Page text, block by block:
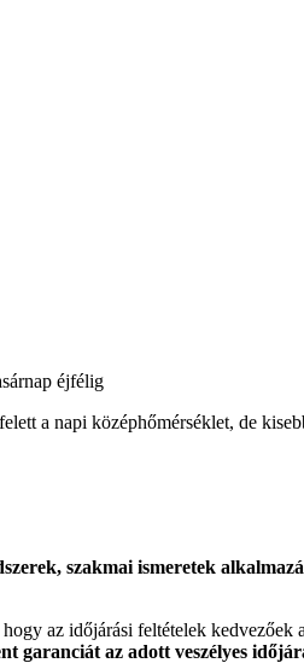
éjfélig
a napi középhőmérséklet, de
szakmai ismeretek
az időjárási feltételek
garanciát az adott veszélyes